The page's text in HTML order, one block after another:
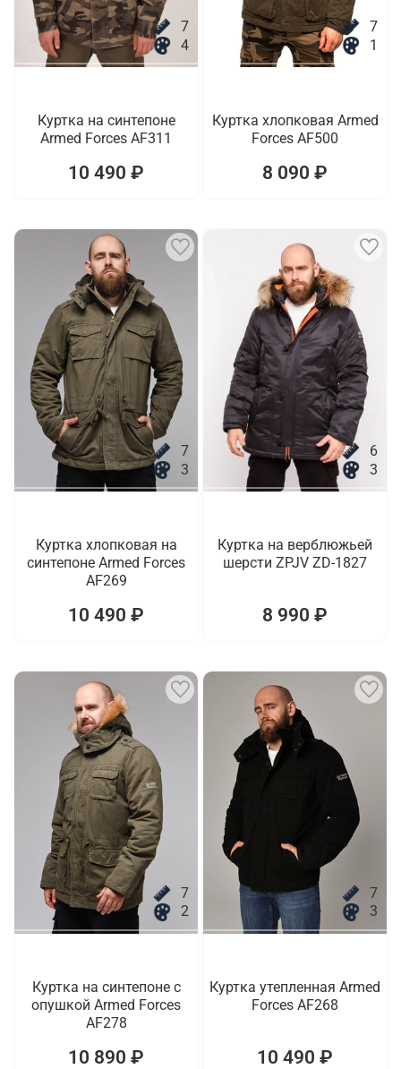
7
4
Куртка на синтепоне
Armed Forces AF311
10 490 ₽
7
1
Куртка хлопковая Armed
Forces AF500
8 090 ₽
7
3
Куртка хлопковая на
синтепоне Armed Forces
AF269
10 490 ₽
6
3
Куртка на верблюжьей
шерсти ZPJV ZD-1827
8 990 ₽
7
2
Куртка на синтепоне с
опушкой Armed Forces
AF278
10 890 ₽
7
3
Куртка утепленная Armed
Forces AF268
10 490 ₽